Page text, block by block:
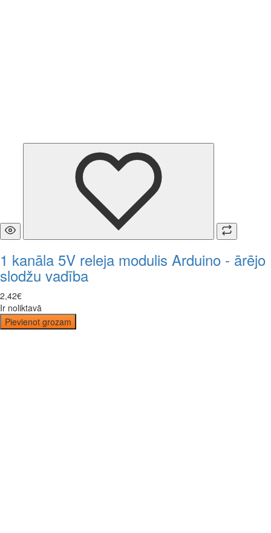
1 kanāla 5V releja modulis Arduino - ārējo
slodžu vadība
2,42€
Ir noliktavā
Pievienot grozam